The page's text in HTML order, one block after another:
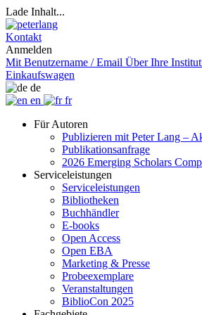
Lade Inhalt...
Kontakt
Anmelden
Mit Benutzername / Email Über Ihre
Einkaufswagen
de
en
fr
Für Autoren
Publizieren mit Peter Lang –
Publikationsanfrage
2026 Emerging Scholars
Serviceleistungen
Serviceleistungen
Bibliotheken
Buchhändler
E-books
Open Access
Open EBA
Marketing & Presse
Probeexemplare
Veranstaltungen
BiblioCon 2025